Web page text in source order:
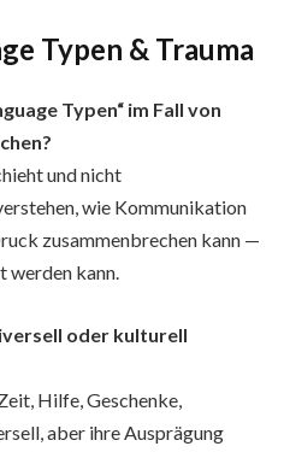
Typen & Trauma
Typen“ im Fall von
und nicht
wie Kommunikation
zusammenbrechen kann —
werden kann.
oder kulturell
Hilfe, Geschenke,
aber ihre Ausprägung